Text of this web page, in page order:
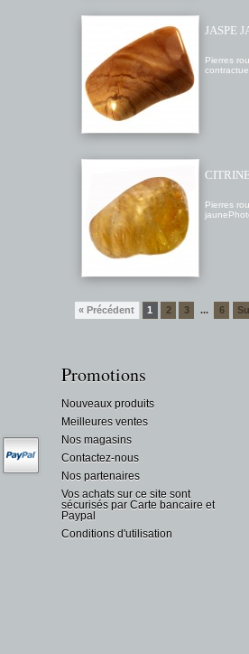
JASPE
Pierres
Pierres
« Précédent 1 2 3 ... 6
Promotions
Nouveaux produits
Meilleures ventes
Nos magasins
Contactez-nous
Nos partenaires
Vos achats sur ce site sont
sécurisés par Carte bancaire et
Paypal
Conditions d'utilisation